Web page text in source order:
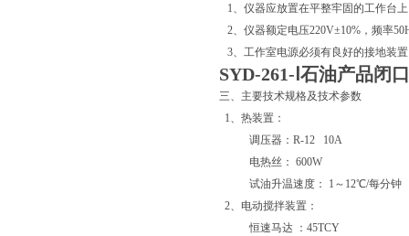
1、仪器应放置在平整牢固的工作台
2、仪器额定电压220V±10%，频率
3、工作室电源必须有良好的接地装
SYD-261-Ⅰ石油产品闭
三、主要技术规格及技术参数
1、热装置：
调压器：R-12 10A
电热丝： 600W
试油升温速度： 1～12℃/每分钟
2、电动搅拌装置：
恒速马达 ：45TCY